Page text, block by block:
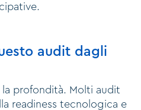
audit dagli
la profondità. Molti audit
readiness tecnologica e